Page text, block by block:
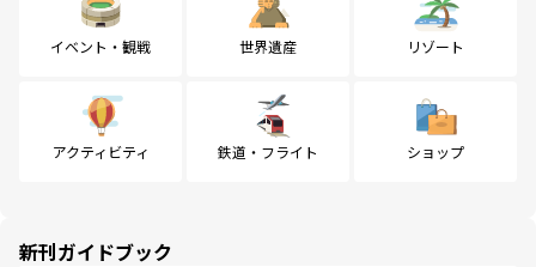
イベント・観戦 世界遺産 リゾート
アクティビティ 鉄道・フライト ショップ
新刊ガイドブック